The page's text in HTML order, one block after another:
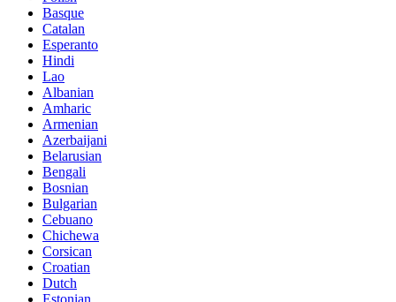
Basque
Catalan
Esperanto
Hindi
Lao
Albanian
Amharic
Armenian
Azerbaijani
Belarusian
Bengali
Bosnian
Bulgarian
Cebuano
Chichewa
Corsican
Croatian
Dutch